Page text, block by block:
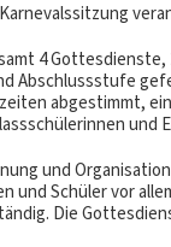
4 Gottesdienste,
Abschlussstufe
abgestimmt,
und
und
und Schüler vor
Die